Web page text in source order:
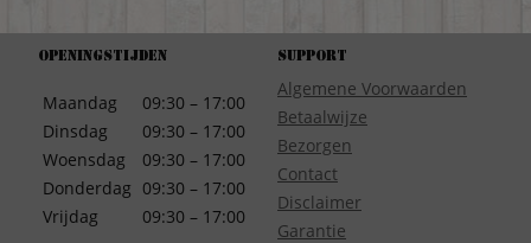
Openingstijden
Maandag
Dinsdag
Woensdag
Donderdag
Vrijdag
09:30 – 17:00
09:30 – 17:00
09:30 – 17:00
09:30 – 17:00
09:30 – 17:00
Support
Algemene Voorwaarden
Betaalwijze
Bezorgen
Contact
Disclaimer
Garantie